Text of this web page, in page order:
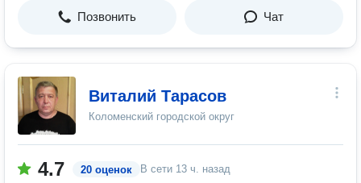
Позвонить Чат
Виталий Тарасов
Коломенский городской округ
4.7 20 оценок В сети 13 ч. назад